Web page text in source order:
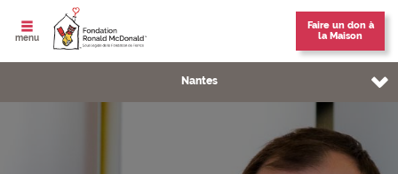
ouvrir le
menu
Faire un don à
la Maison
Vous êtes sur la page:
Nantes